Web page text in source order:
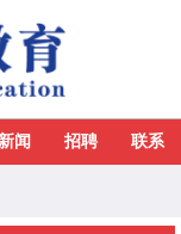
闻 招聘 联系